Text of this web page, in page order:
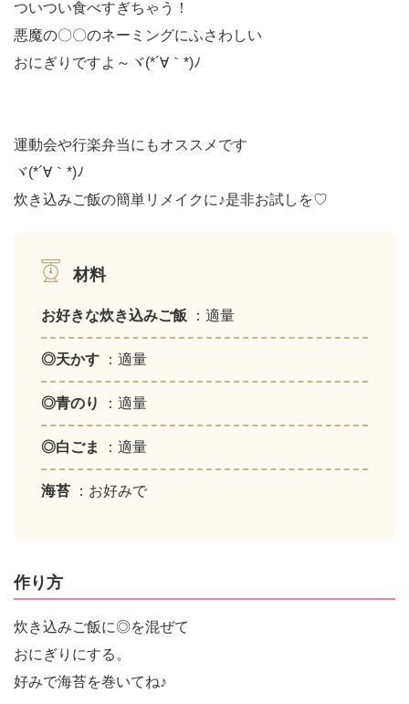
ついつい食べすぎちゃう！
悪魔の〇〇のネーミングにふさわしい
おにぎりですよ～ヾ(*´∀｀*)ﾉ
運動会や行楽弁当にもオススメです
ヾ(*´∀｀*)ﾉ
炊き込みご飯の簡単リメイクに♪是非お試しを♡
材料
お好きな炊き込みご飯 ：適量
◎天かす ：適量
◎青のり ：適量
◎白ごま ：適量
海苔 ：お好みで
作り方
炊き込みご飯に◎を混ぜて
おにぎりにする。
好みで海苔を巻いてね♪